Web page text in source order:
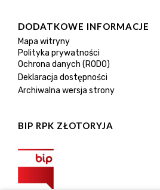
DODATKOWE INFORMACJE
Mapa witryny
Polityka prywatności
Ochrona danych (RODO)
Deklaracja dostępności
Archiwalna wersja strony
BIP RPK ZŁOTORYJA